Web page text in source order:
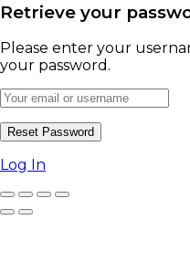
Retrieve your
Please enter your
your password.
Log In